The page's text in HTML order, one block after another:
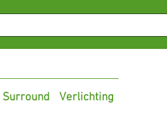
Surround Verlichting